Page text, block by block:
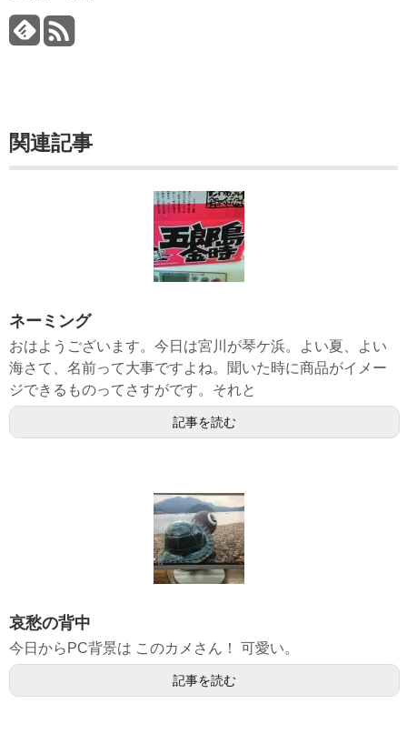
関連記事
ネーミング
おはようございます。今日は宮川が琴ケ浜。よい夏、よい
海さて、名前って大事ですよね。聞いた時に商品がイメー
ジできるものってさすがです。それと
記事を読む
哀愁の背中
今日からPC背景は このカメさん！ 可愛い。
記事を読む